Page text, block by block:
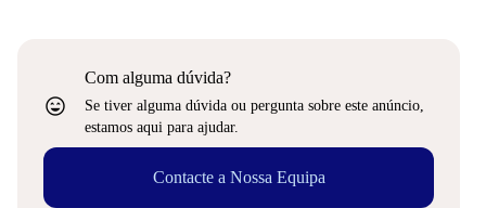
sentiment_very_satisfied
Com alguma dúvida?
Se tiver alguma dúvida ou pergunta sobre este anúncio,
estamos aqui para ajudar.
Contacte a Nossa Equipa